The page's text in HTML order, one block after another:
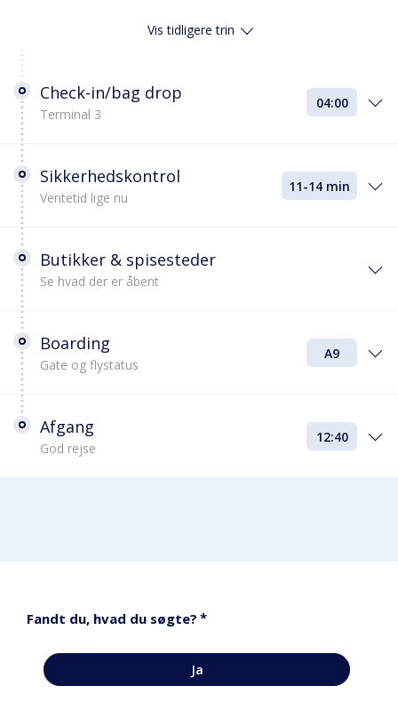
Vis tidligere trin
Check-in/bag drop
Terminal 3
04:00
Sikkerhedskontrol
Ventetid lige nu
11-14 min
Butikker & spisesteder
Se hvad der er åbent
Boarding
Gate og flystatus
A9
Afgang
God rejse
12:40
Fandt du, hvad du søgte? *
Ja